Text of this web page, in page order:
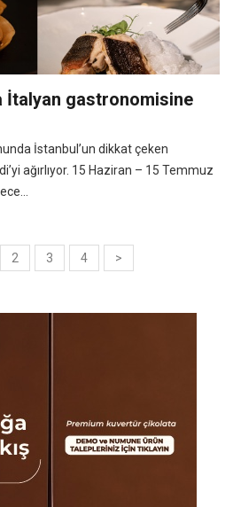
İtalyan gastronomisine
İstanbul’un dikkat çeken
ağırlıyor. 15 Haziran – 15 Temmuz
2 3 4 >